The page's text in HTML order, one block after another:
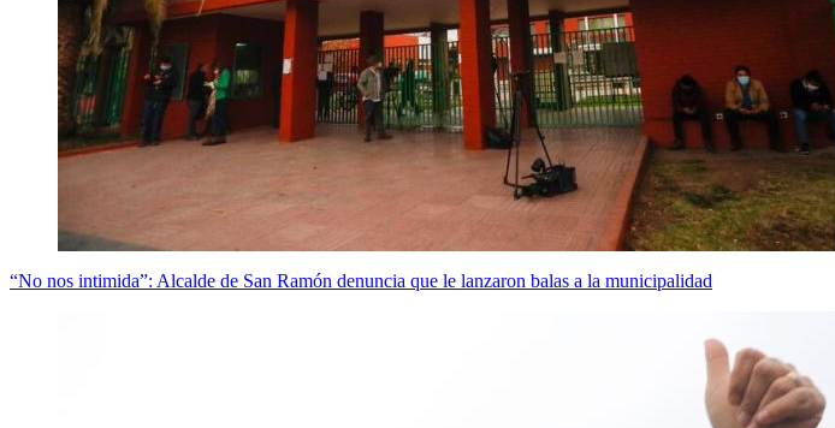
“No nos intimida”: Alcalde de San Ramón denuncia que le lanzaron balas a la municipalidad